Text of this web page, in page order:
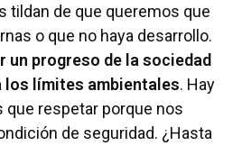
tildan de que queremos que
o que no haya desarrollo.
un progreso de la sociedad
los límites ambientales. Hay
respetar porque nos
de seguridad. ¿Hasta